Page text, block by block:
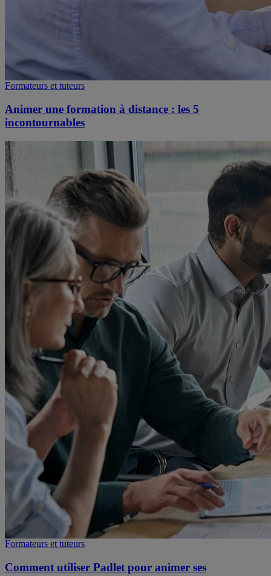
Formateurs et tuteurs
Animer une formation à distance : les 5
incontournables
Formateurs et tuteurs
Comment utiliser Padlet pour animer ses